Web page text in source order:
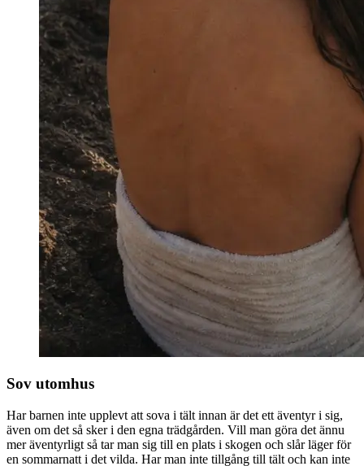
Sov utomhus
Har barnen inte upplevt att sova i tält innan är det ett äventyr i sig,
även om det så sker i den egna trädgården. Vill man göra det ännu
mer äventyrligt så tar man sig till en plats i skogen och slår läger för
en sommarnatt i det vilda. Har man inte tillgång till tält och kan inte